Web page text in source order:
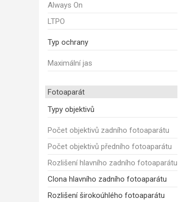
Always On
LTPO
Typ ochrany
Maximální jas
Fotoaparát
Typy objektivů
Počet objektivů zadního fotoaparátu
Počet objektivů předního fotoaparátu
Rozlišení hlavního zadního fotoaparátu
Clona hlavního zadního fotoaparátu
Rozlišení širokoúhlého fotoaparátu